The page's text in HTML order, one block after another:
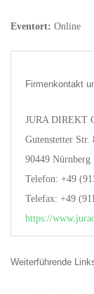
Eventort: Online
Firmenkontakt
JURA DIREKT
Gutenstetter Str.
90449 Nürnberg
Telefon: +49
Telefax: +49
https://
Weiterführende